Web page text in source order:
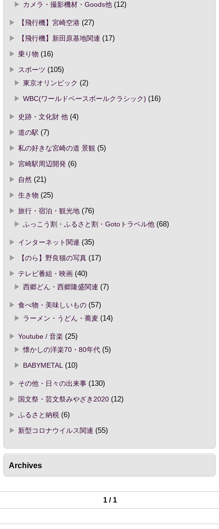
カメラ・撮影機材・Goods他(12)
【飛行機】宮崎空港(27)
【飛行機】新田原基地関連 (17)
乗り物 (16)
スポーツ (105)
東京オリンピック (2)
WBC(ワールドベースボールクラシック) (16)
史跡・文化財 他(4)
道の駅 (7)
私の好きな宮崎の道 景観(5)
宮崎駅周辺開発(6)
自然 (21)
生き物 (25)
旅行・宿泊・観光地(76)
ふっこう割・ふるさと割・Gotoトラベル他(68)
インターネット関連 (35)
【のら】野良猫の写真(17)
テレビ番組・映画(40)
西郷どん・西郷隆盛関連 (7)
食べ物・美味しいもの(57)
ラーメン・うどん・蕎麦(14)
Youtube / 音楽 (25)
懐かしの洋楽70・80年代(5)
BABYMETAL(10)
その他・日々の出来事(130)
国文祭・芸文祭みやざき2020(12)
ふるさと納税(6)
新型コロナウイルス関連 (55)
Archives
1 / 1